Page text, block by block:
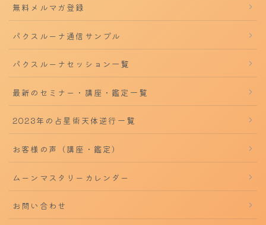
無料メルマガ登録
パクスルーナ通信サンプル
パクスルーナセッション一覧
最新のセミナー・講座・鑑定一覧
2023年の占星術天体逆行一覧
お客様の声（講座・鑑定）
ムーンマスタリーカレンダー
お問い合わせ